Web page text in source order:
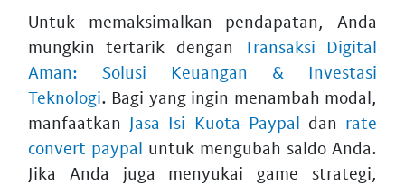
Untuk memaksimalkan pendapatan, Anda
mungkin tertarik dengan Transaksi Digital
Aman: Solusi Keuangan & Investasi
Teknologi. Bagi yang ingin menambah modal,
manfaatkan Jasa Isi Kuota Paypal dan rate
convert paypal untuk mengubah saldo Anda.
Jika Anda juga menyukai game strategi,